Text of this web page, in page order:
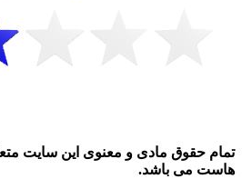
تمام حقوق مادی و معنوی این سایت
هاست می باشد.